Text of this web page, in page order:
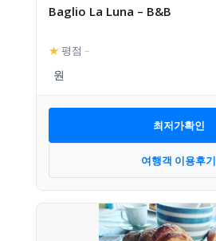
Baglio La Luna – B&B
★ 평점 –
최저가확인
여행객 이용후기